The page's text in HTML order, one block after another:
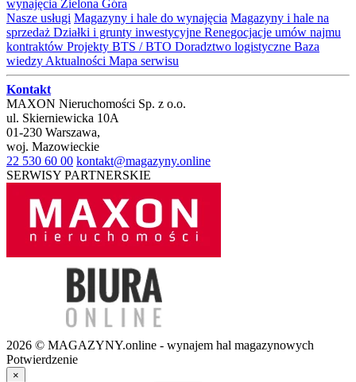
wynajęcia Zielona Góra
Nasze usługi Magazyny i hale do wynajęcia Magazyny i hale na
sprzedaż Działki i grunty inwestycyjne Renegocjacje umów najmu
kontraktów Projekty BTS / BTO Doradztwo logistyczne Baza
wiedzy Aktualności Mapa serwisu
Kontakt
MAXON Nieruchomości Sp. z o.o.
ul. Skierniewicka 10A
01-230 Warszawa,
woj. Mazowieckie
22 530 60 00 kontakt@magazyny.online
SERWISY PARTNERSKIE
2026 © MAGAZYNY.online - wynajem hal magazynowych
Potwierdzenie
×